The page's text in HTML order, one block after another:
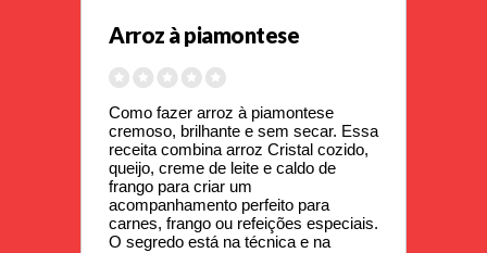
Arroz à piamontese
Como fazer arroz à piamontese
cremoso, brilhante e sem secar. Essa
receita combina arroz Cristal cozido,
queijo, creme de leite e caldo de
frango para criar um
acompanhamento perfeito para
carnes, frango ou refeições especiais.
O segredo está na técnica e na